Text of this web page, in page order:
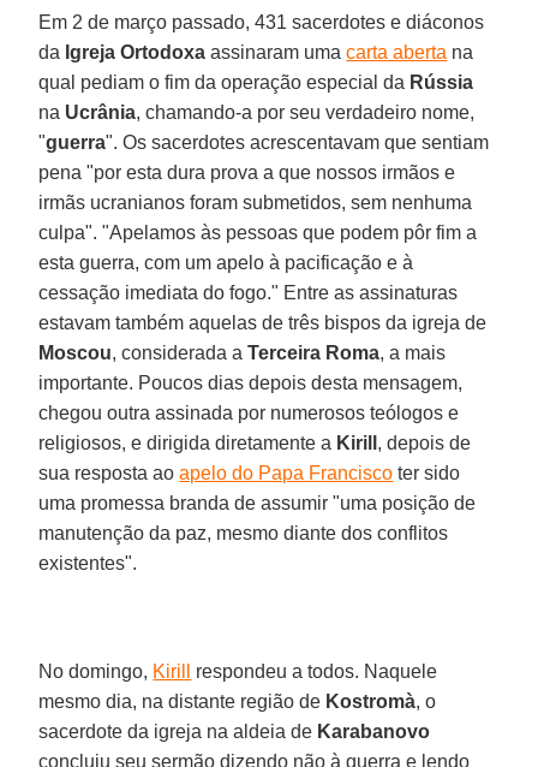
Em 2 de março passado, 431 sacerdotes e diáconos
da Igreja Ortodoxa assinaram umacarta aberta na
qual pediam o fim da operação especial da Rússia
na Ucrânia, chamando-a por seu verdadeiro nome,
"guerra". Os sacerdotes acrescentavam que sentiam
pena "por esta dura prova a que nossos irmãos e
irmãs ucranianos foram submetidos, sem nenhuma
culpa". "Apelamos às pessoas que podem pôr fim a
esta guerra, com um apelo à pacificação e à
cessação imediata do fogo." Entre as assinaturas
estavam também aquelas de três bispos da igreja de
Moscou, considerada aTerceira Roma, a mais
importante. Poucos dias depois desta mensagem,
chegou outra assinada por numerosos teólogos e
religiosos, e dirigida diretamente a Kirill , depois de
sua resposta aoapelo do Papa Francisco ter sido
uma promessa branda de assumir "uma posição de
manutenção da paz, mesmo diante dos conflitos
existentes".
No domingo, Kirill
respondeu a todos. Naquele
mesmo dia, na distante região de Kostromà, o
sacerdote da igreja na aldeia de Karabanovo
concluiu seu sermão dizendo não à guerra e lendo